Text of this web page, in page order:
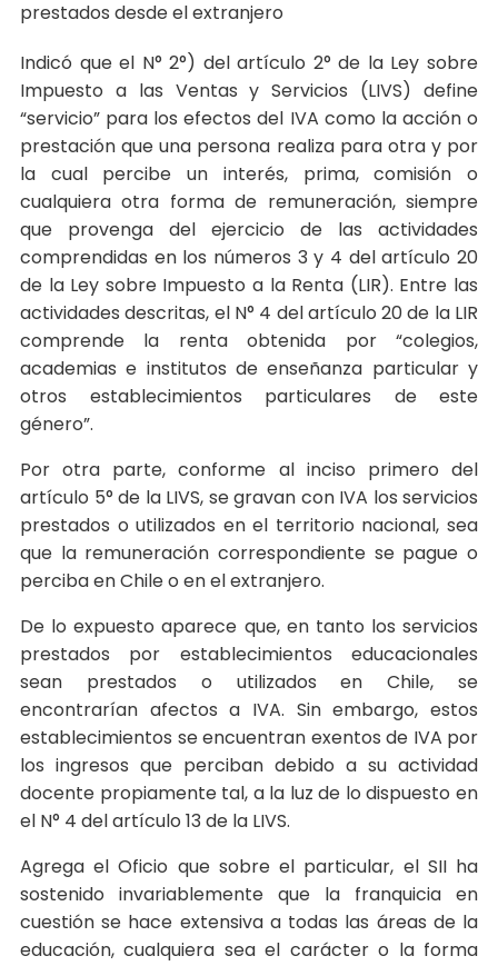
prestados desde el extranjero
Indicó que el N° 2°) del artículo 2° de la Ley sobre
Impuesto a las Ventas y Servicios (LIVS) define
“servicio” para los efectos del IVA como la acción o
prestación que una persona realiza para otra y por
la cual percibe un interés, prima, comisión o
cualquiera otra forma de remuneración, siempre
que provenga del ejercicio de las actividades
comprendidas en los números 3 y 4 del artículo 20
de la Ley sobre Impuesto a la Renta (LIR). Entre las
actividades descritas, el N° 4 del artículo 20 de la LIR
comprende la renta obtenida por “colegios,
academias e institutos de enseñanza particular y
otros establecimientos particulares de este
género”.
Por otra parte, conforme al inciso primero del
artículo 5° de la LIVS, se gravan con IVA los servicios
prestados o utilizados en el territorio nacional, sea
que la remuneración correspondiente se pague o
perciba en Chile o en el extranjero.
De lo expuesto aparece que, en tanto los servicios
prestados por establecimientos educacionales
sean prestados o utilizados en Chile, se
encontrarían afectos a IVA. Sin embargo, estos
establecimientos se encuentran exentos de IVA por
los ingresos que perciban debido a su actividad
docente propiamente tal, a la luz de lo dispuesto en
el N° 4 del artículo 13 de la LIVS.
Agrega el Oficio que sobre el particular, el SII ha
sostenido invariablemente que la franquicia en
cuestión se hace extensiva a todas las áreas de la
educación, cualquiera sea el carácter o la forma